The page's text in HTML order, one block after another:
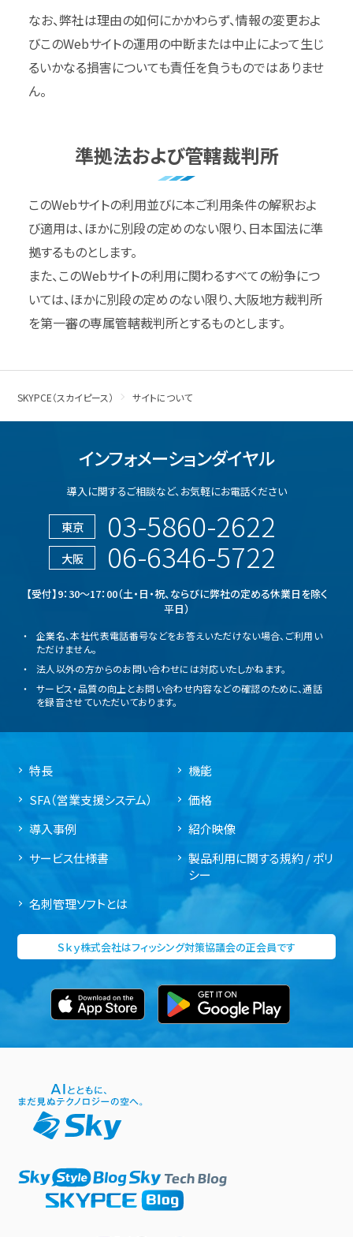
なお、弊社は理由の如何にかかわらず、情報の変更およ
びこのWebサイトの運用の中断または中止によって生じ
るいかなる損害についても責任を負うものではありませ
ん。
準拠法および管轄裁判所
このWebサイトの利用並びに本ご利用条件の解釈およ
び適用は、ほかに別段の定めのない限り、日本国法に準
拠するものとします。
また、このWebサイトの利用に関わるすべての紛争につ
いては、ほかに別段の定めのない限り、大阪地方裁判所
を第一審の専属管轄裁判所とするものとします。
SKYPCE（スカイピース） サイトについて
インフォメーションダイヤル
導入に関するご相談など、 お気軽にお電話ください
東京 03-5860-2622
大阪 06-6346-5722
【受付】9：30～17：00（土・日・祝、ならびに弊社の定める休業日を除く
平日）
企業名、本社代表電話番号などをお答えいただけない場合、ご利用い
ただけません。
法人以外の方からのお問い合わせには対応いたしかねます。
サービス・品質の向上とお問い合わせ内容などの確認のために、通話
を録音させていただいております。
特長
機能
SFA（営業支援システム）
価格
導入事例
紹介映像
サービス仕様書
製品利用に関する規約 / ポリ
シー
名刺管理ソフトとは
Ｓｋｙ株式会社はフィッシング対策協議会の正会員です